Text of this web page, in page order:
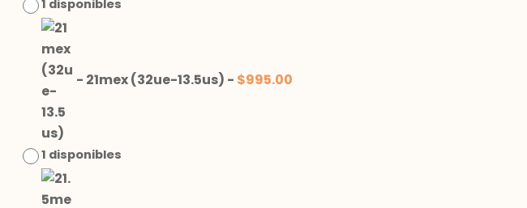
1 disponibles
- 21mex (32ue-13.5us) - $995.00
1 disponibles